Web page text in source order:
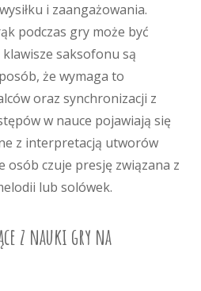
i zaangażowania.
podczas gry może być
saksofonu są
że wymaga to
oraz synchronizacji z
w nauce pojawiają się
z interpretacją utworów
osób czuje presję związana z
lub solówek.
z nauki gry na